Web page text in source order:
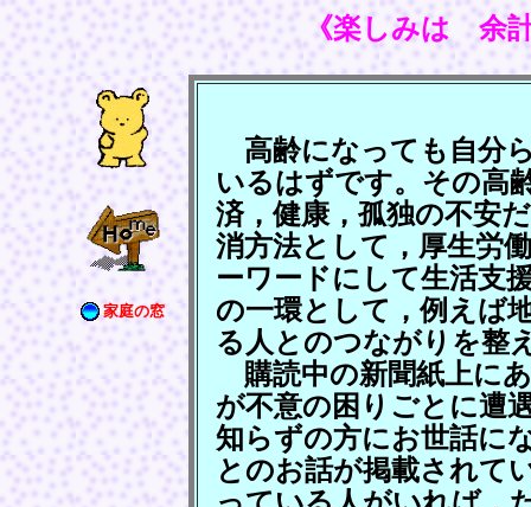
《楽しみは 余
家庭の窓
高齢になっても自分
いるはずです。その高
済，健康，孤独の不安
消方法として，厚生労
ーワードにして生活支
の一環として，例えば
る人とのつながりを整
購読中の新聞紙上に
が不意の困りごとに遭
知らずの方にお世話に
とのお話が掲載されて